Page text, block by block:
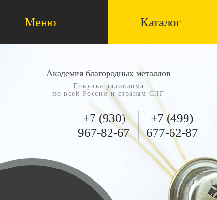
Меню Каталог
Академия благородных металлов
Покупка радиолома
по всей России и странам СНГ
+7 (930)
967-82-67
+7 (499)
677-62-87